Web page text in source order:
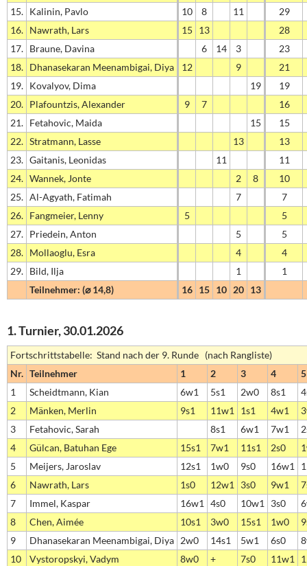
15. Kalinin, Pavlo 10 8 11
29
16. Nawrath, Lars 15 13
28
17. Braune, Davina 6 14 3
23
18. Dhanasekaran Meenambigai, Diya 12 9
21
19. Kovalyov, Dima 19
19
20. Plafountzis, Alexander 9 7
16
21. Fetahovic, Maida 15
15
22. Stratmann, Lasse 13
13
23. Gaitanis, Leonidas 11
11
24. Wannek, Jonte 2 8
10
25. Al-Agyath, Fatimah 7
7
26. Fangmeier, Lenny 5
5
27. Priedein, Anton 5
5
28. Mollaoglu, Esra 4
4
29. Bild, Ilja 1
1
Teilnehmer: (⌀ 14,8)
16 15 10 20 13
1. Turnier, 30.01.2026
Fortschrittstabelle: Stand nach der 9. Runde (nach Rangliste)
Nr. Teilnehmer 1 2 3 4
5
1
Scheidtmann, Kian 6w1 5s1 2w0 8s1
2
Mänken, Merlin 9s1 11w1 1s1 4w1
3
Fetahovic, Sarah 8s1 6w1 7w1
4
Gülcan, Batuhan Ege 15s1 7w1 11s1 2s0
5
Meijers, Jaroslav 12s1 1w0 9s0 16w1
6
Nawrath, Lars 1s0 12w1 3s0 9w1
7
Immel, Kaspar 16w1 4s0 10w1 3s0
8
Chen, Aimée 10s1 3w0 15s1 1w0
9
Dhanasekaran Meenambigai, Diya 2w0 14s1 5w1 6s0
10
Vystoropskyi, Vadym 8w0 + 7s0 11w1